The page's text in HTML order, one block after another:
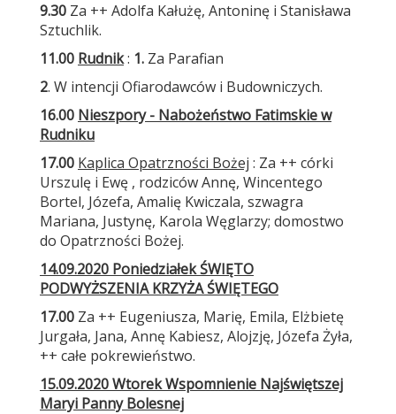
9.30 Za ++ Adolfa Kałużę, Antoninę i Stanisława
Sztuchlik.
11.00 Rudnik: 1. Za Parafian
2. W intencji Ofiarodawców i Budowniczych.
16.00 Nieszpory - Nabożeństwo Fatimskiew
Rudniku
17.00 Kaplica Opatrzności Bożej : Za ++ córki
Urszulę i Ewę , rodziców Annę, Wincentego
Bortel, Józefa, Amalię Kwiczala, szwagra
Mariana, Justynę, Karola Węglarzy; domostwo
do Opatrzności Bożej.
14.09.2020 PoniedziałekŚWIĘTO
PODWYŻSZENIA KRZYŻA ŚWIĘTEGO
17.00 Za ++ Eugeniusza, Marię, Emila, Elżbietę
Jurgała, Jana, Annę Kabiesz, Alojzję, Józefa Żyła,
++ całe pokrewieństwo.
15.09.2020 WtorekWspomnienie Najświętszej
Maryi Panny Bolesnej